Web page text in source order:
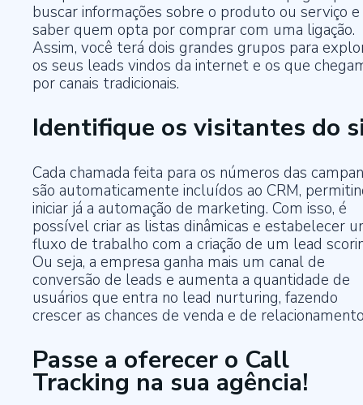
buscar informações sobre o produto ou serviço e
saber quem opta por comprar com uma ligação.
Assim, você terá dois grandes grupos para
os seus leads vindos da internet e os que
por canais tradicionais.
Identifique os visitantes do
Cada chamada feita para os números das
são automaticamente incluídos ao CRM,
iniciar já a automação de marketing. Com isso, é
possível criar as listas dinâmicas e estabelecer
fluxo de trabalho com a criação de um lead
Ou seja, a empresa ganha mais um canal de
conversão de leads e aumenta a quantidade de
usuários que entra no lead nurturing, fazendo
crescer as chances de venda e de
Passe a oferecer o Call
Tracking na sua agência!